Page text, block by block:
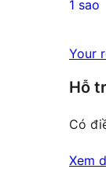
reviews
star
2-
star
1 sao
Your
Hỗ
Có
Xem